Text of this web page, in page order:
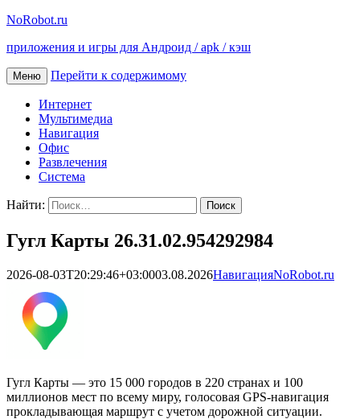
NoRobot.ru
приложения и игры для Андроид / apk / кэш
Меню Перейти к содержимому
Интернет
Мультимедиа
Навигация
Офис
Развлечения
Система
Найти:
Гугл Карты 26.31.02.954292984
2026-08-03T20:29:46+03:0003.08.2026НавигацияNoRobot.ru
Гугл Карты — это 15 000 городов в 220 странах и 100
миллионов мест по всему миру, голосовая GPS-навигация
прокладывающая маршрут с учетом дорожной ситуации.